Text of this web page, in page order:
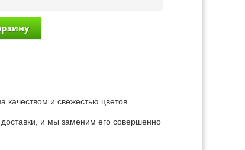
и свежестью цветов.
доставки, и мы заменим его совершенно